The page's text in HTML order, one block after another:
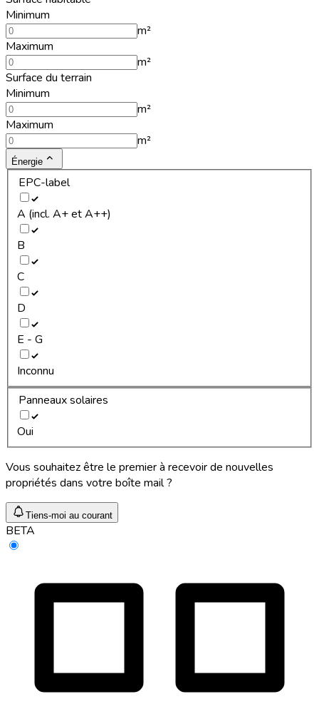
Minimum
m²
Maximum
m²
Surface du terrain
Minimum
m²
Maximum
m²
Énergie
EPC-label
A (incl. A+ et A++)
B
C
D
E - G
Inconnu
Panneaux solaires
Oui
Vous souhaitez être le premier à recevoir de nouvelles
propriétés dans votre boîte mail ?
Tiens-moi au courant
BETA